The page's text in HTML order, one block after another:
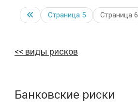
Страница 5 Страница 6
виды рисков
Банковские риски